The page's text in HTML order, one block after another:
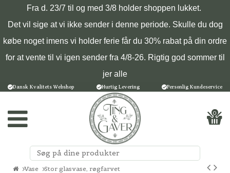
Fra d. 23/7 til og med 3/8 holder shoppen lukket.
Det vil sige at vi ikke sender i denne periode. Skulle du dog
købe noget imens vi holder ferie får du 30% rabat på din ordre
for at vente til vi igen sender fra 4/8-26. Rigtig god sommer til
jer alle
Dansk Kvalitets Webshop Hurtig Levering Personlig Kundeservice
0
Vase Stor glasvase, røgfarvet